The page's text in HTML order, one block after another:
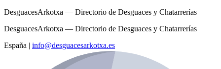
DesguacesArkotxa — Directorio de Desguaces y Chatarrerías
DesguacesArkotxa — Directorio de Desguaces y Chatarrerías
España | info@desguacesarkotxa.es